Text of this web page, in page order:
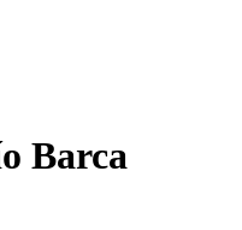
Barca